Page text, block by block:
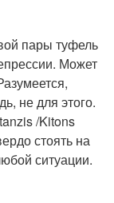
пары туфель
Может
не для этого.
/Kitons
стоять на
ситуации.